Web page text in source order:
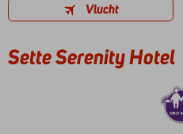
Vlucht
Sette Serenity Hotel